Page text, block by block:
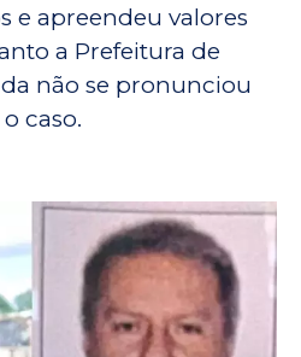
e apreendeu valores
a Prefeitura de
não se pronunciou
caso.